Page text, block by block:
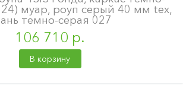
муар, роуп серый 40 мм tex,
темно-серая 027
106 710 р.
В корзину